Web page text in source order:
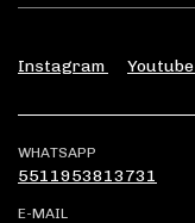
Instagram Youtube
WHATSAPP
5511953813731
E-MAIL